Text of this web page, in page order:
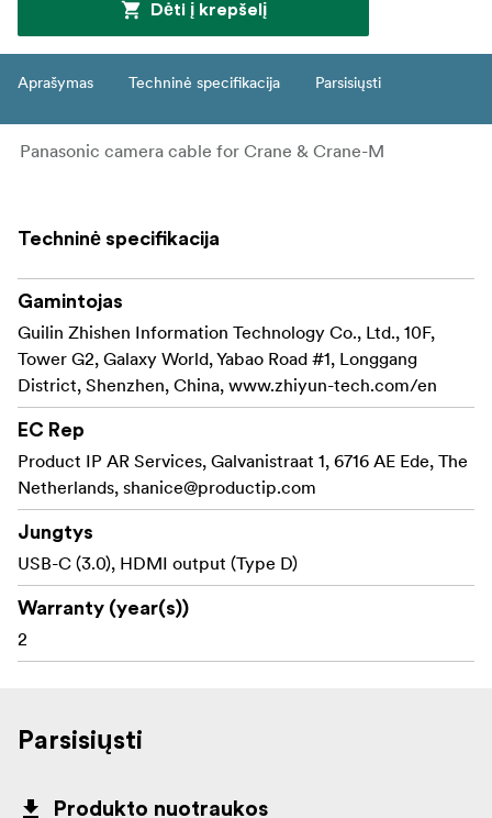
Dėti į krepšelį
Aprašymas Techninė specifikacija Parsisiųsti
Panasonic camera cable for Crane & Crane-M
Techninė specifikacija
Gamintojas
Guilin Zhishen Information Technology Co., Ltd., 10F,
Tower G2, Galaxy World, Yabao Road #1, Longgang
District, Shenzhen, China, www.zhiyun-tech.com/en
EC Rep
Product IP AR Services, Galvanistraat 1, 6716 AE Ede, The
Netherlands, shanice@productip.com
Jungtys
USB-C (3.0), HDMI output (Type D)
Warranty (year(s))
2
Parsisiųsti
Produkto nuotraukos